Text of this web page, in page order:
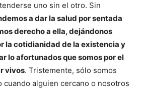
uno sin el otro. Sin
a dar la salud por sentada
derecho a ella, dejándonos
la cotidianidad de la existencia y
lo afortunados que somos por el
vivos. Tristemente, sólo somos
cuando alguien cercano o nosotros